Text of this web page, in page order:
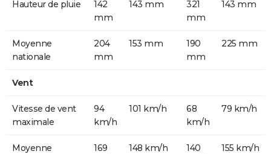
Hauteur de pluie
142
mm
143 mm
321
mm
143 mm
Moyenne
nationale
204
mm
153 mm
190
mm
225 mm
Vent
Vitesse de vent
maximale
94
km/h
101 km/h
68
km/h
79 km/h
Moyenne
169
148 km/h
140
155 km/h